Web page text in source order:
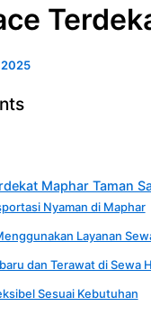
2025
Maphar Taman
Nyaman di Maphar
Layanan
dan Terawat di Sewa
Sesuai Kebutuhan